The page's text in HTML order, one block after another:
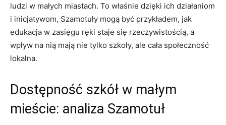
ludzi w małych miastach. To właśnie dzięki ich działaniom
i inicjatywom, Szamotuły mogą być przykładem, jak
edukacja w zasięgu ręki staje się rzeczywistością, a
wpływ na nią mają nie tylko szkoły, ale cała społeczność
lokalna.
Dostępność szkół w małym
mieście: analiza Szamotuł